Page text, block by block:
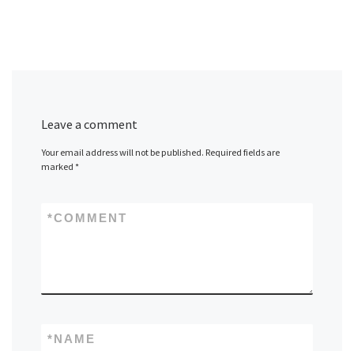
Leave a comment
Your email address will not be published. Required fields are
marked *
COMMENT
*
NAME
*